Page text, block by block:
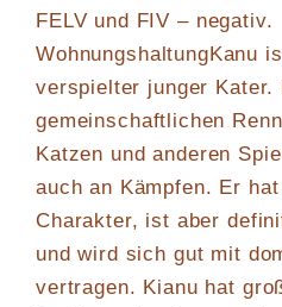
FELV und FIV – negativ.
WohnungshaltungKanu
verspielter junger Kater.
gemeinschaftlichen
Katzen und anderen
auch an Kämpfen. Er
Charakter, ist aber
und wird sich gut mit
vertragen. Kianu hat